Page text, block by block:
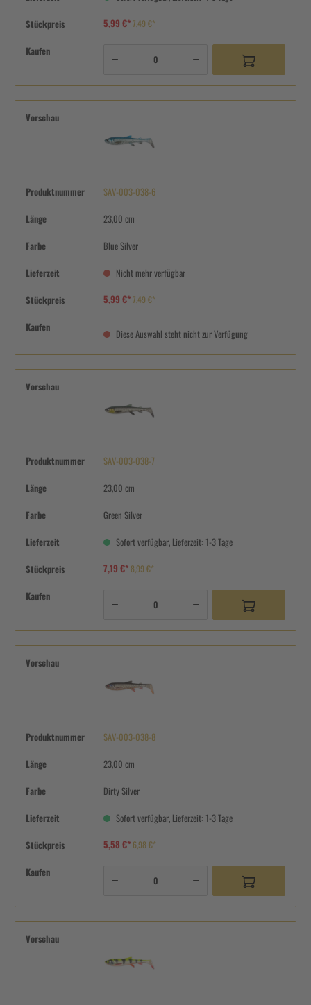
Stückpreis 5,99 €*7,49 €*
Kaufen
Vorschau
Produktnummer SAV-003-038-6
Länge 23,00 cm
Farbe Blue Silver
Lieferzeit Nicht mehr verfügbar
Stückpreis 5,99 €*7,49 €*
Kaufen
Diese Auswahl steht nicht zur Verfügung
Vorschau
Produktnummer SAV-003-038-7
Länge 23,00 cm
Farbe Green Silver
Lieferzeit Sofort verfügbar, Lieferzeit: 1-3 Tage
Stückpreis 7,19 €*8,99 €*
Kaufen
Vorschau
Produktnummer SAV-003-038-8
Länge 23,00 cm
Farbe Dirty Silver
Lieferzeit Sofort verfügbar, Lieferzeit: 1-3 Tage
Stückpreis 5,58 €*6,98 €*
Kaufen
Vorschau